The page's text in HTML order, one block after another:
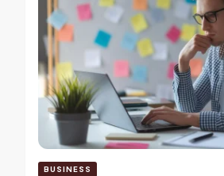
BUSINESS